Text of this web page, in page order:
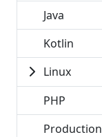
Java
Kotlin
Linux
PHP
Production